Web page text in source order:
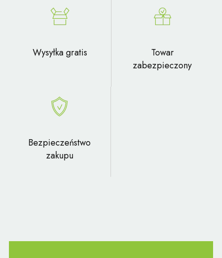
Wysyłka gratis
Towar
zabezpieczony
Bezpieczeństwo
zakupu